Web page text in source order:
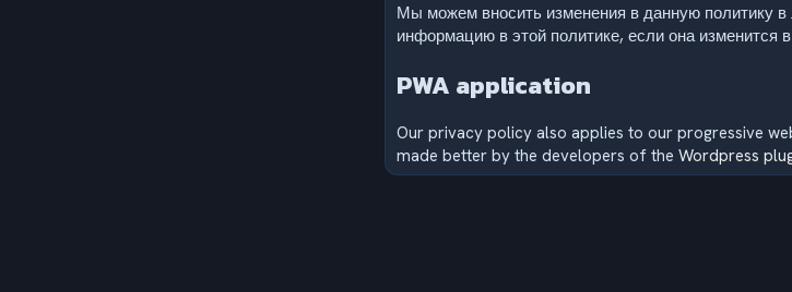
Мы можем вносить изменения в данную политику
информацию в этой политике, если она изменится
PWA application
Our privacy policy also applies to our progressive
made better by the developers of the Wordpress